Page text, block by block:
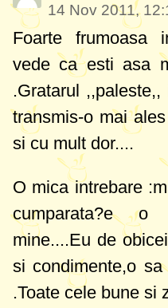
14 Nov 2011,
Foarte frumoasa
vede ca esti asa
.Gratarul
transmis-o mai
si cu mult dor....
O mica intrebare
cumparata?e
mine....Eu de
si condimente,o
.Toate cele bune si